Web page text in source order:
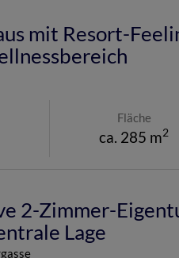
mit Resort-
Fläche
ca. 285 m2
2-Zimmer-
Lage